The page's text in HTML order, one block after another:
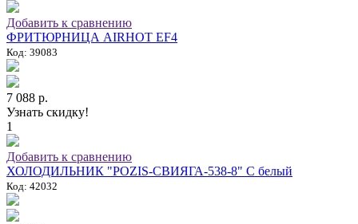
Добавить к сравнению
ФРИТЮРНИЦА AIRHOT EF4
Код: 39083
7 088 р.
Узнать скидку!
1
Добавить к сравнению
ХОЛОДИЛЬНИК "POZIS-СВИЯГА-538-8" C белый
Код: 42032